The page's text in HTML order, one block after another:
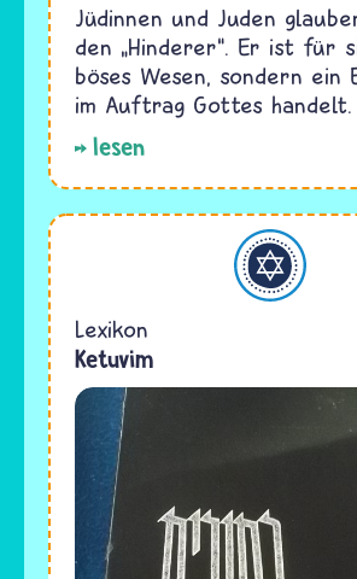
Jüdinnen und Juden
den „Hinderer“. Er ist für
böses Wesen, sondern ein
im Auftrag Gottes handelt.
lesen
Judentum
Lexikon
Ketuvim